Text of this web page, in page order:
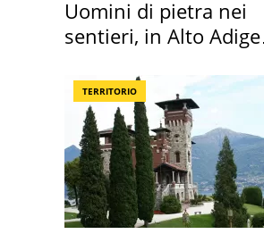
Uomini di pietra nei
sentieri, in Alto Adige
TERRITORIO